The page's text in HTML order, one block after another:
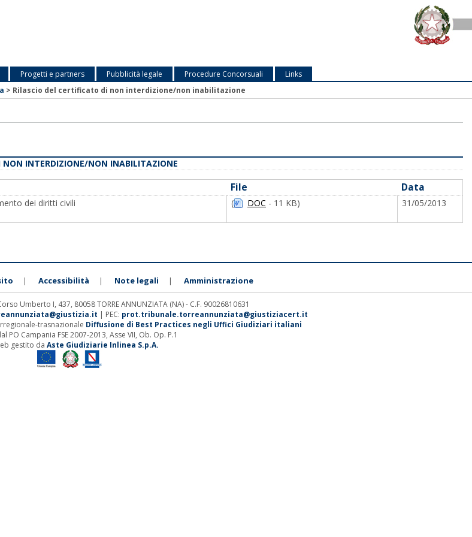
Progetti e partners Pubblicità legale Procedure Concorsuali
Links
> Rilascio del certificato di non interdizione/non inabilitazione
NON INTERDIZIONE/NON INABILITAZIONE
File Data
dei diritti civili ( DOC - 11 KB) 31/05/2013
| Accessibilità | Note legali | Amministrazione
Umberto I, 437, 80058 TORRE ANNUNZIATA (NA) - C.F. 90026810631
| PEC: prot.tribunale.torreannunziata@giustiziacert.it
trasnazionale Diffusione di Best Practices negli Uffici Giudiziari italiani
PO Campania FSE 2007-2013, Asse VII, Ob. Op. P.1
gestito da Aste Giudiziarie Inlinea S.p.A.